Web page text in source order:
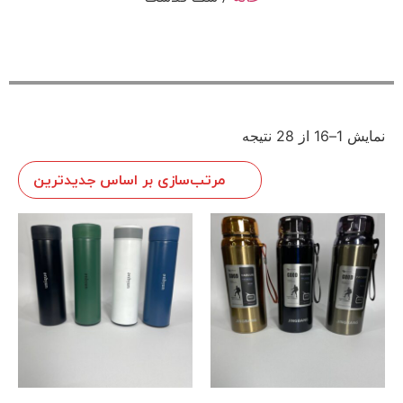
نمایش 1–16 از 28 نتیجه